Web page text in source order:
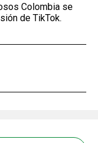
Colombia se
de TikTok.